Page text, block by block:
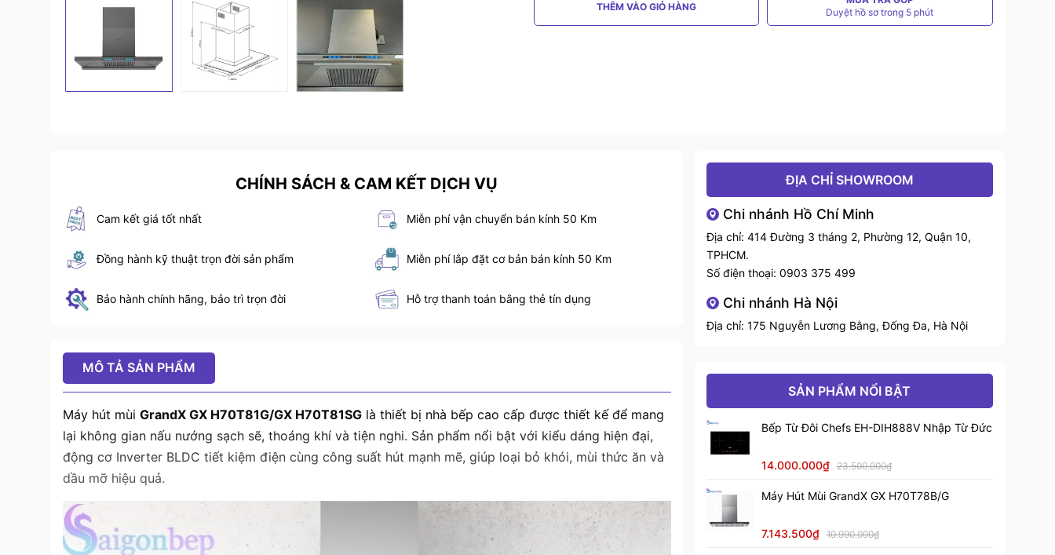
THÊM VÀO GIỎ HÀNG
Duyệt hồ sơ trong 5 phút
CHÍNH SÁCH & CAM KẾT DỊCH VỤ
Cam kết giá tốt nhất Miễn phí vận chuyển bán kính 50 Km
Đồng hành kỹ thuật trọn đời sản phẩm Miễn phí lắp đặt cơ bản bán kính 50 Km
Bảo hành chính hãng, bảo trì trọn đời Hỗ trợ thanh toán bằng thẻ tín dụng
MÔ TẢ SẢN PHẨM
Máy hút mùi GrandX GX H70T81G/GX H70T81SGlà thiết bị nhà bếp cao cấp được thiết kế để mang
lại không gian nấu nướng sạch sẽ, thoáng khí và tiện nghi. Sản phẩm nổi bật với kiểu dáng hiện đại,
động cơ Inverter BLDC tiết kiệm điện cùng công suất hút mạnh mẽ, giúp loại bỏ khói, mùi thức ăn và
dầu mỡ hiệu quả.
ĐỊA CHỈ SHOWROOM
Chi nhánh Hồ Chí Minh
Địa chỉ: 414 Đường 3 tháng 2, Phường 12, Quận 10,
TPHCM.
Số điện thoại: 0903 375 499
Chi nhánh Hà Nội
Địa chỉ: 175 Nguyễn Lương Bằng, Đống Đa, Hà Nội
SẢN PHẨM NỔI BẬT
Bếp Từ Đôi Chefs EH-DIH888V Nhập Từ Đức
14.000.000₫ 23.500.000₫
Máy Hút Mùi GrandX GX H70T78B/G
7.143.500₫ 10.990.000₫